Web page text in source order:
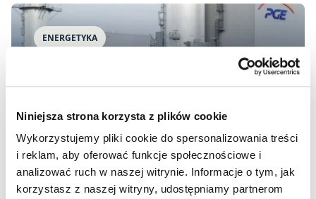
Niniejsza strona korzysta z plików cookie
Wykorzystujemy pliki cookie do spersonalizowania treści
i reklam, aby oferować funkcje społecznościowe i
analizować ruch w naszej witrynie. Informacje o tym, jak
korzystasz z naszej witryny, udostępniamy partnerom
ENERGETYKA
Dolna Odra
Budowa bloków gazowo-parowych przy Elektrowni